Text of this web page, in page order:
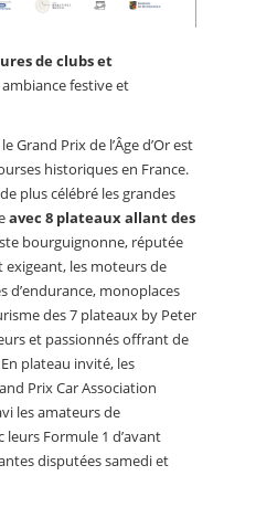
de clubs et
festive et
Grand Prix de l’Âge d’Or est
historiques en France.
plus célébré les grandes
avec 8 plateaux allant des
bourguignonne, réputée
les moteurs de
d’endurance, monoplaces
des 7 plateaux by Peter
et passionnés offrant de
plateau invité, les
Prix Car Association
les amateurs de
leurs Formule 1 d’avant
disputées samedi et